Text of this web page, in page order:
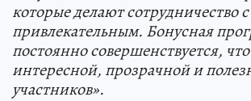
которые делают сотрудничество
привлекательным. Бонусная
постоянно совершенствуется,
интересной, прозрачной и
участников».